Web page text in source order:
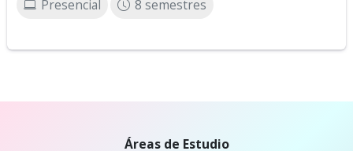
Presencial 8 semestres
Áreas de Estudio